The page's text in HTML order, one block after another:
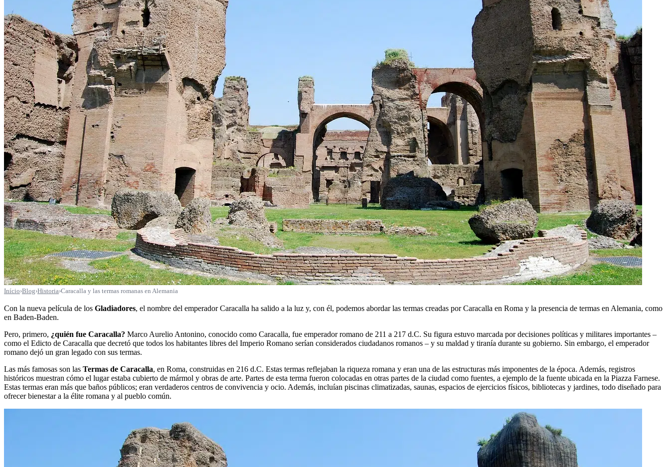
Início›Blog›Historia›Caracalla y las termas romanas en Alemania
Con la nueva película de los Gladiadores, el nombre del emperador Caracalla ha salido a la luz y, con él, podemos abordar las termas creadas por Caracalla en Roma y la presencia de termas en Alemania, como
en Baden-Baden.
Pero, primero, ¿quién fue Caracalla? Marco Aurelio Antonino, conocido como Caracalla, fue emperador romano de 211 a 217 d.C. Su figura estuvo marcada por decisiones políticas y militares importantes –
como el Edicto de Caracalla que decretó que todos los habitantes libres del Imperio Romano serían considerados ciudadanos romanos – y su maldad y tiranía durante su gobierno. Sin embargo, el emperador
romano dejó un gran legado con sus termas.
Las más famosas son las Termas de Caracalla, en Roma, construidas en 216 d.C. Estas termas reflejaban la riqueza romana y eran una de las estructuras más imponentes de la época. Además, registros
históricos muestran cómo el lugar estaba cubierto de mármol y obras de arte. Partes de esta terma fueron colocadas en otras partes de la ciudad como fuentes, a ejemplo de la fuente ubicada en la Piazza Farnese.
Estas termas eran más que baños públicos; eran verdaderos centros de convivencia y ocio. Además, incluían piscinas climatizadas, saunas, espacios de ejercicios físicos, bibliotecas y jardines, todo diseñado para
ofrecer bienestar a la élite romana y al pueblo común.